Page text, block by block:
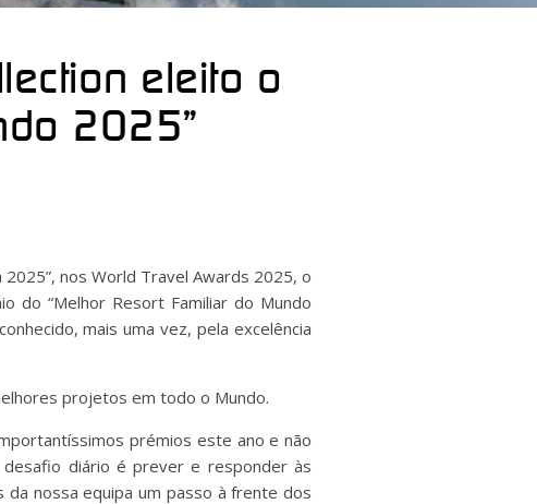
eleito o
2025”
nos World Travel Awards 2025, o
do “Melhor Resort Familiar do Mundo
mais uma vez, pela excelência
projetos em todo o Mundo.
prémios este ano e não
desafio diário é prever e responder às
nossa equipa um passo à frente dos